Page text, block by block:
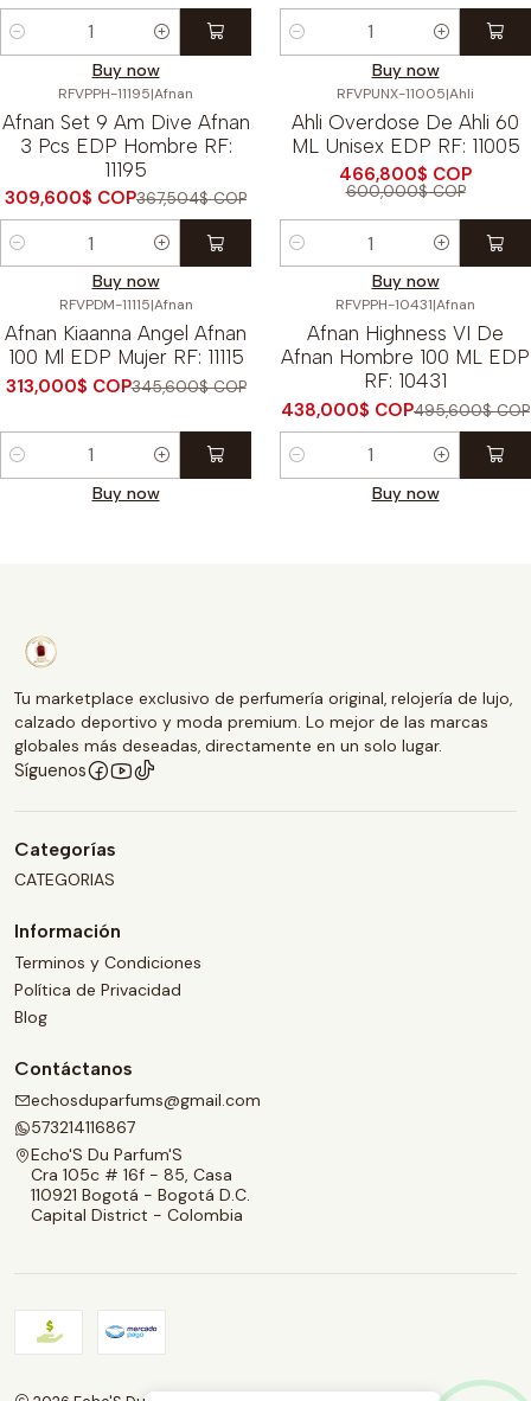
Cantidad
Buy now
Cantidad
Buy now
RFVPPH-11195|Afnan
Afnan Set 9 Am Dive Afnan
3 Pcs EDP Hombre RF:
11195
309,600$ COP367,504$ COP
Cantidad
Buy now
OFF
RFVPUNX-11005|Ahli
Ahli Overdose De Ahli 60
ML Unisex EDP RF: 11005
466,800$ COP
600,000$ COP
Cantidad
Buy now
RFVPDM-11115|Afnan
Afnan Kiaanna Angel Afnan
100 Ml EDP Mujer RF: 11115
313,000$ COP345,600$ COP
Cantidad
Buy now
RFVPPH-10431|Afnan
Afnan Highness VI De
Afnan Hombre 100 ML EDP
RF: 10431
438,000$ COP495,600$ COP
Cantidad
Buy now
Tu marketplace exclusivo de perfumería original, relojería de lujo,
calzado deportivo y moda premium. Lo mejor de las marcas
globales más deseadas, directamente en un solo lugar.
Síguenos
Categorías
CATEGORIAS
Información
Terminos y Condiciones
Política de Privacidad
Blog
Contáctanos
echosduparfums@gmail.com
573214116867
Echo'S Du Parfum'S
Cra 105c # 16f - 85, Casa
110921 Bogotá - Bogotá D.C.
Capital District - Colombia